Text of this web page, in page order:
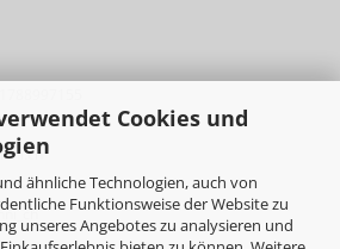
Cookies und
ähnliche Technologien, auch von
Funktionsweise der Website zu
unseres Angebotes zu analysieren und